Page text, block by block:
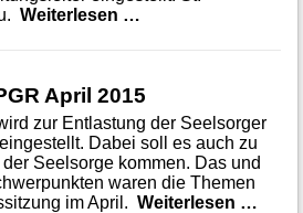
Weiterlesen …
April 2015
zur Entlastung der Seelsorger
Dabei soll es auch zu
Seelsorge kommen. Das und
waren die Themen
im April. Weiterlesen …